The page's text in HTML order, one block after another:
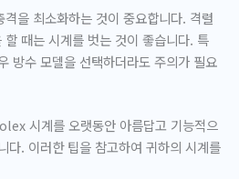
을 최소화하는 것이 중요합니다. 격렬
때는 시계를 벗는 것이 좋습니다. 특
방수 모델을 선택하더라도 주의가 필요
시계를 오랫동안 아름답고 기능적으
다. 이러한 팁을 참고하여 귀하의 시계를